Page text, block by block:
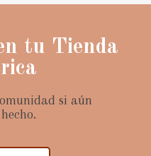
tu Tienda
si aún